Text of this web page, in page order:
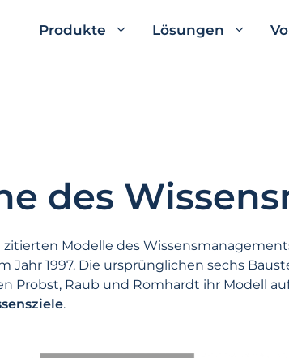
Produkte Lösungen
des
Modelle des
Jahr 1997. Die ursprünglichen sechs
Probst, Raub und Romhardt ihr Modell
.